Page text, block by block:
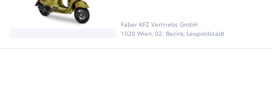
Faber KFZ Vertriebs GmbH
1020 Wien, 02. Bezirk, Leopoldstadt